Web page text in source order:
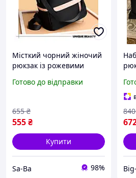
Місткий чорний жіночий
рюкзак із рожевими
ременем через плече
Готово до відправки
555₴
655 ₴
Купити
Sa-Ba 98%
840